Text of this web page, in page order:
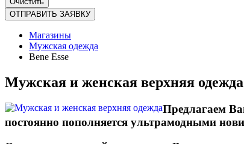
Магазины
Мужская одежда
Bene Esse
Мужская и женская верхняя одежда
Предлагаем
постоянно пополняется ультрамодными